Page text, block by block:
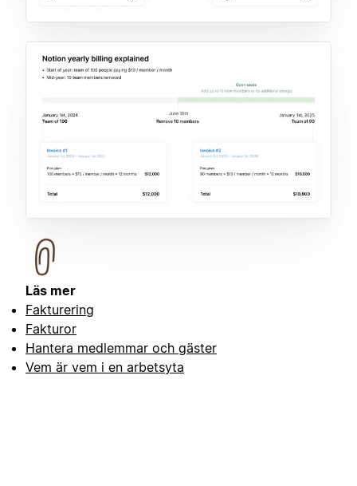
Läs mer
Fakturering
Fakturor
Hantera medlemmar och gäster
Vem är vem i en arbetsyta